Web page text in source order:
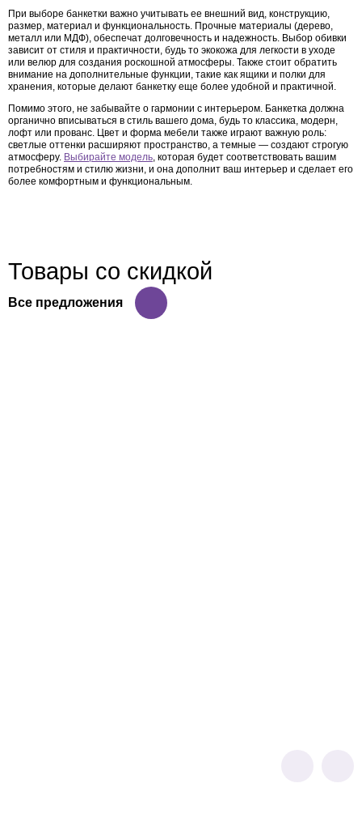
При выборе банкетки важно учитывать ее внешний вид, конструкцию,
размер, материал и функциональность. Прочные материалы (дерево,
металл или МДФ), обеспечат долговечность и надежность. Выбор обивки
зависит от стиля и практичности, будь то экокожа для легкости в уходе
или велюр для создания роскошной атмосферы. Также стоит обратить
внимание на дополнительные функции, такие как ящики и полки для
хранения, которые делают банкетку еще более удобной и практичной.
Помимо этого, не забывайте о гармонии с интерьером. Банкетка должна
органично вписываться в стиль вашего дома, будь то классика, модерн,
лофт или прованс. Цвет и форма мебели также играют важную роль:
светлые оттенки расширяют пространство, а темные — создают строгую
атмосферу. Выбирайте модель, которая будет соответствовать вашим
потребностям и стилю жизни, и она дополнит ваш интерьер и сделает его
более комфортным и функциональным.
Товары со скидкой
Все предложения